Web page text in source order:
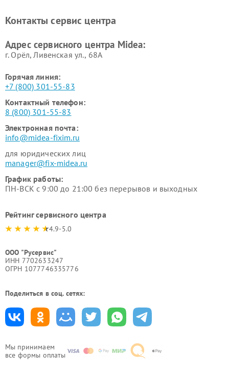
Мы принимаем
все формы оплаты
пылесосов Midea
Midea
Контакты сервис центра
Адрес сервисного центра Midea:
г. Орёл, Ливенская ул., 68А
Горячая линия:
+7 (800) 301-55-83
Контактный телефон:
8 (800) 301-55-83
Электронная почта:
info@midea-fixim.ru
для юридических лиц
manager@fix-midea.ru
График работы:
ПН-ВСК с 9:00 до 21:00 без перерывов и выходных
Рейтинг сервисного центра
4.9-5.0
ООО "Русервис"
ИНН 7702633247
ОГРН 1077746335776
Поделиться в соц. сетях: